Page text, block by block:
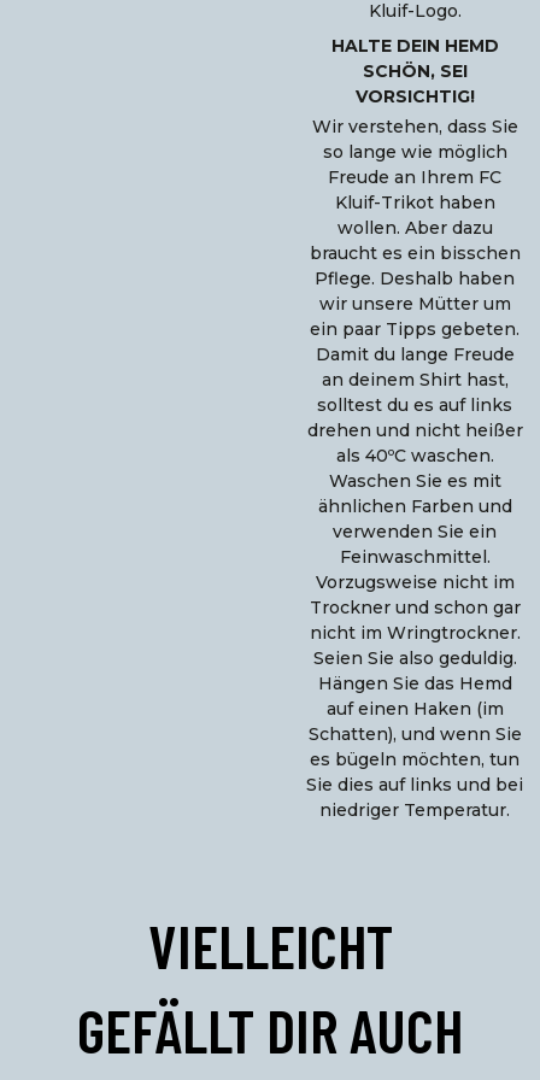
Kluif-Logo.
HALTE DEIN HEMD
SCHÖN, SEI
VORSICHTIG!
Wir verstehen, dass Sie
so lange wie möglich
Freude an Ihrem FC
Kluif-Trikot haben
wollen. Aber dazu
braucht es ein bisschen
Pflege. Deshalb haben
wir unsere Mütter um
ein paar Tipps gebeten.
Damit du lange Freude
an deinem Shirt hast,
solltest du es auf links
drehen und nicht heißer
als 40ºC waschen.
Waschen Sie es mit
ähnlichen Farben und
verwenden Sie ein
Feinwaschmittel.
Vorzugsweise nicht im
Trockner und schon gar
nicht im Wringtrockner.
Seien Sie also geduldig.
Hängen Sie das Hemd
auf einen Haken (im
Schatten), und wenn Sie
es bügeln möchten, tun
Sie dies auf links und bei
niedriger Temperatur.
VIELLEICHT
GEFÄLLT DIR AUCH